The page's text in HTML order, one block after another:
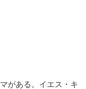
がある。イエス・キ